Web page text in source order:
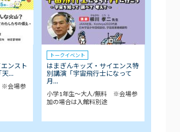
ンスト
天…
※会場参
トークイベント
はまぎんキッズ・サイエンス特
別講演「宇宙飛行士になって
月…
小学1年生～大人/無料 ※会場参
加の場合は入館料別途